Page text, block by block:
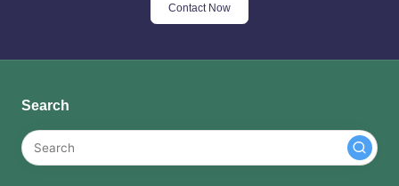
Contact Now
Search